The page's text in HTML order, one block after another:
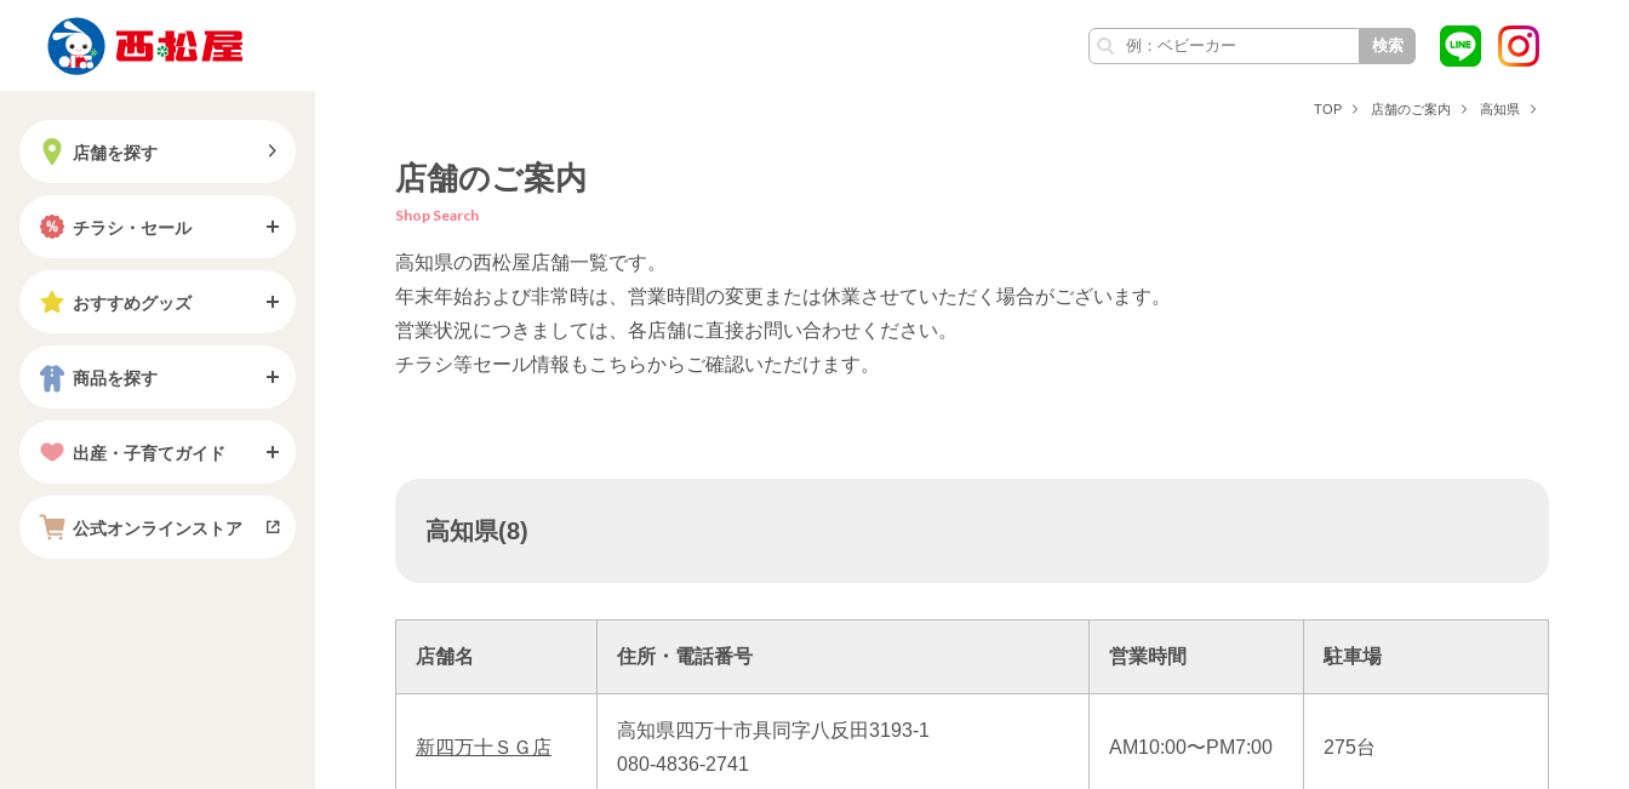
検索
店舗を探す
チラシ・セール
おすすめグッズ
商品を探す
出産・子育てガイド
公式オンラインストア
TOP 店舗のご案内 高知県
店舗のご案内
Shop Search
高知県の西松屋店舗一覧です。
年末年始および非常時は、営業時間の変更または休業させていただく場合がございます。
営業状況につきましては、各店舗に直接お問い合わせください。
チラシ等セール情報もこちらからご確認いただけます。
高知県(8)
店舗名 住所・電話番号 営業時間 駐車場
新四万十ＳＧ店
高知県四万十市具同字八反田3193-1
080-4836-2741
AM10:00〜PM7:00 275台